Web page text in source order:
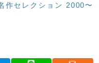
作セレクション 2000〜